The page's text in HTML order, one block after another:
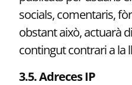
socials, comentaris,
obstant això, actuarà
contingut contrari a la
3.5. Adreces IP